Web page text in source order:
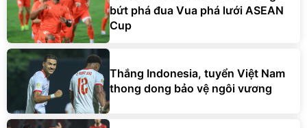
bứt phá đua Vua phá lưới ASEAN
Cup
Thắng Indonesia, tuyển Việt Nam
thong dong bảo vệ ngôi vương